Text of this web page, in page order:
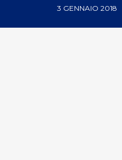
3 GENNAIO 2018